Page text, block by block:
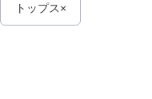
トップス